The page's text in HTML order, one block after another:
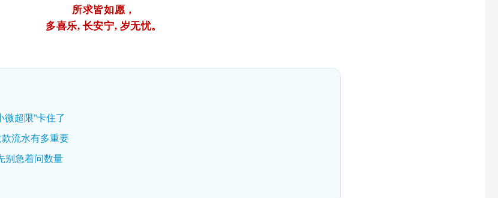
所求皆如愿，
多喜乐, 长安宁, 岁无忧。
超限”卡住了
流水有多重要
别急着问数量